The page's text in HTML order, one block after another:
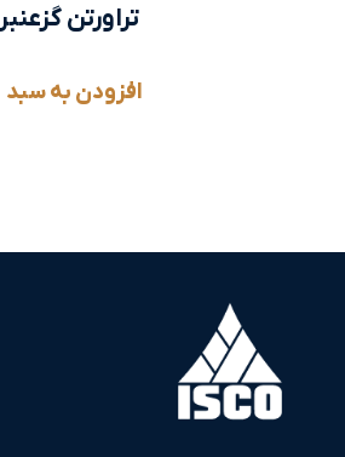
تراورتن گزعنبر
افزودن به سبد